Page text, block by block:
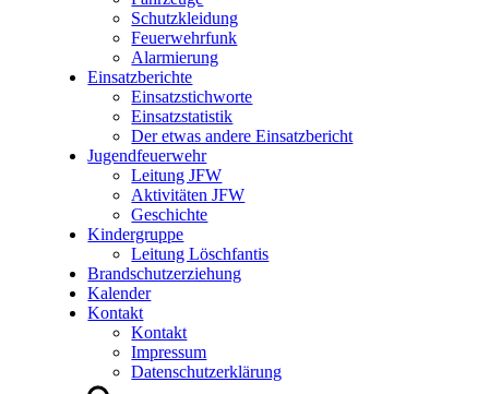
Schutzkleidung
Feuerwehrfunk
Alarmierung
Einsatzberichte
Einsatzstichworte
Einsatzstatistik
Der etwas andere Einsatzbericht
Jugendfeuerwehr
Leitung JFW
Aktivitäten JFW
Geschichte
Kindergruppe
Leitung Löschfantis
Brandschutzerziehung
Kalender
Kontakt
Kontakt
Impressum
Datenschutzerklärung